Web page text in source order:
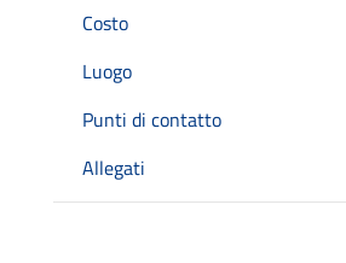
Costo
Luogo
Punti di contatto
Allegati